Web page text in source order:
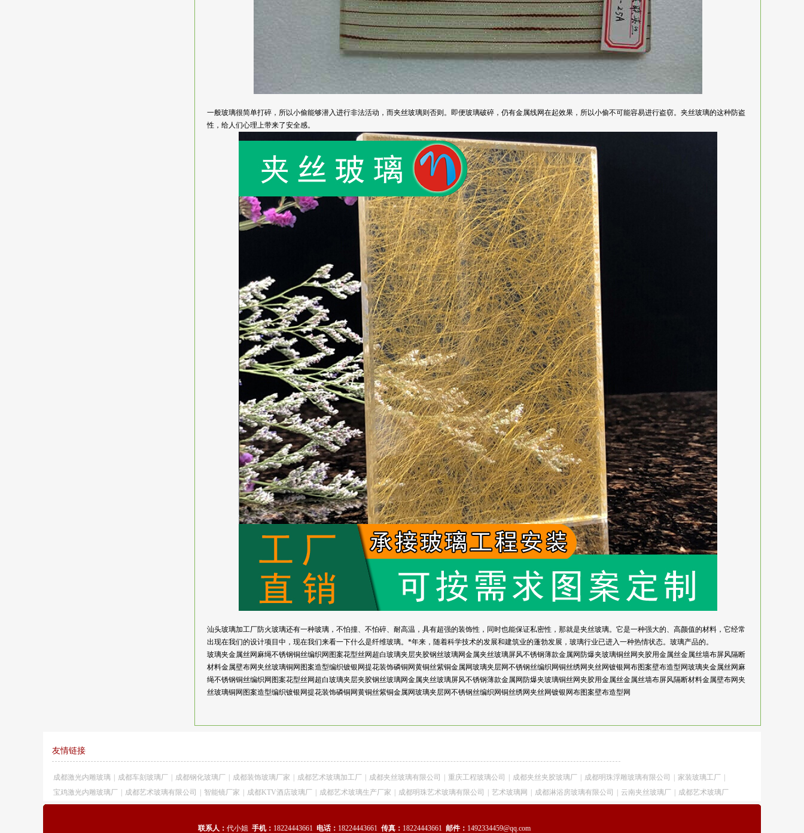
一般玻璃很简单打碎，所以小偷能够潜入进行非法活动，而夹丝玻璃则否则。即便玻璃破碎，仍有金属线网在起效果，所以小偷不可能容易进行盗窃。夹丝玻璃的这种防盗
性，给人们心理上带来了安全感。
汕头玻璃加工厂防火玻璃还有一种玻璃，不怕撞、不怕碎、耐高温，具有超强的装饰性，同时也能保证私密性，那就是夹丝玻璃。它是一种强大的、高颜值的材料，它经常
出现在我们的设计项目中，现在我们来看一下什么是纤维玻璃。*年来，随着科学技术的发展和建筑业的蓬勃发展，玻璃行业已进入一种热情状态。玻璃产品的。
玻璃夹金属丝网麻绳不锈钢铜丝编织网图案花型丝网超白玻璃夹层夹胶钢丝玻璃网金属夹丝玻璃屏风不锈钢薄款金属网防爆夹玻璃铜丝网夹胶用金属丝金属丝墙布屏风隔断
材料金属壁布网夹丝玻璃铜网图案造型编织镀银网提花装饰磷铜网黄铜丝紫铜金属网玻璃夹层网不锈钢丝编织网铜丝绣网夹丝网镀银网布图案壁布造型网玻璃夹金属丝网麻
绳不锈钢铜丝编织网图案花型丝网超白玻璃夹层夹胶钢丝玻璃网金属夹丝玻璃屏风不锈钢薄款金属网防爆夹玻璃铜丝网夹胶用金属丝金属丝墙布屏风隔断材料金属壁布网夹
丝玻璃铜网图案造型编织镀银网提花装饰磷铜网黄铜丝紫铜金属网玻璃夹层网不锈钢丝编织网铜丝绣网夹丝网镀银网布图案壁布造型网
友情链接
成都激光内雕玻璃 成都车刻玻璃厂 成都钢化玻璃厂 成都装饰玻璃厂家 成都艺术玻璃加工厂 成都夹丝玻璃有限公司 重庆工程玻璃公司 成都夹丝夹胶玻璃厂 成都明珠浮雕玻璃有限公司 家装玻璃工厂
宝鸡激光内雕玻璃厂
成都艺术玻璃有限公司 智能镜厂家 成都KTV酒店玻璃厂 成都艺术玻璃生产厂家 成都明珠艺术玻璃有限公司 艺术玻璃网 成都淋浴房玻璃有限公司 云南夹丝玻璃厂 成都艺术玻璃厂
联系人： 代小姐 手机： 18224443661 电话： 18224443661 传真： 18224443661 邮件： 1492334459@qq.com